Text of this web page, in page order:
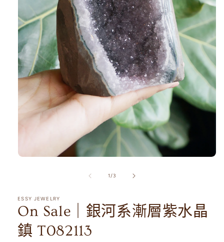
窗
中
開
啟
多
1//3
ESSY JEWELRY
On Sale｜銀河系漸層紫水晶
鎮 T082113